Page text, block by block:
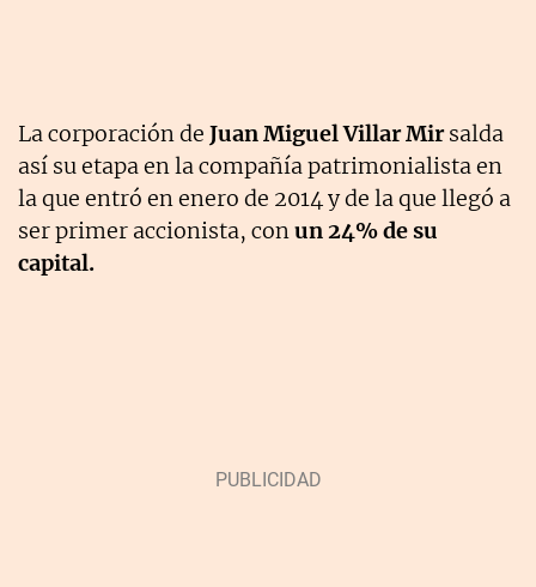
La corporación de Juan Miguel Villar Mirsalda
así su etapa en la compañía patrimonialista en
la que entró en enero de 2014 y de la que llegó a
ser primer accionista, conun 24% de su
capital.